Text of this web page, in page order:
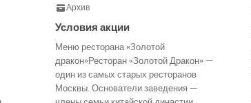
Архив
Условия акции
Меню ресторана «Золотой
дракон»Ресторан «Золотой Дракон» —
один из самых старых ресторанов
Москвы. Основатели заведения —